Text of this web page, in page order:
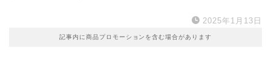
2025年1月13日
記事内に商品プロモーションを含む場合があります